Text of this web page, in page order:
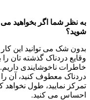
به نظر شما اگر بخواهید
شوید؟
بدون شک می توانید این
وقایع دردناک گذشته تان
خاطرات ناخوشایندی
دردناک معطوف کنید، آن
تمرکز نمایید، طول نخواهد
احساس می کنید.